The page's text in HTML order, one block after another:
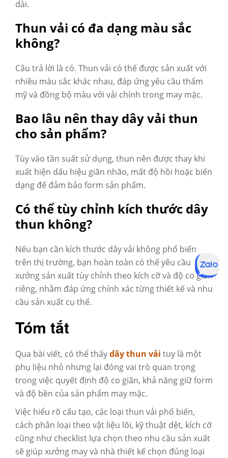
dài.
Thun vải có đa dạng màu sắc
không?
Câu trả lời là có. Thun vải có thể được sản xuất với
nhiều màu sắc khác nhau, đáp ứng yêu cầu thẩm
mỹ và đồng bộ màu với vải chính trong may mặc.
Bao lâu nên thay dây vải thun
cho sản phẩm?
Tùy vào tần suất sử dụng, thun nên được thay khi
xuất hiện dấu hiệu giãn nhão, mất độ hồi hoặc biến
dạng để đảm bảo form sản phẩm.
Có thể tùy chỉnh kích thước dây
thun không?
Nếu bạn cần kích thước dây vải không phổ biến
trên thị trường, bạn hoàn toàn có thể yêu cầu
xưởng sản xuất tùy chỉnh theo kích cỡ và độ co giãn
riêng, nhằm đáp ứng chính xác từng thiết kế và nhu
cầu sản xuất cụ thể.
Tóm tắt
Qua bài viết, có thể thấydây thun vải tuy là một
phụ liệu nhỏ nhưng lại đóng vai trò quan trọng
trong việc quyết định độ co giãn, khả năng giữ form
và độ bền của sản phẩm may mặc.
Việc hiểu rõ cấu tạo, các loại thun vải phổ biến,
cách phân loại theo vật liệu lõi, kỹ thuật dệt, kích cỡ
cũng như checklist lựa chọn theo nhu cầu sản xuất
sẽ giúp xưởng may và nhà thiết kế chọn đúng loại